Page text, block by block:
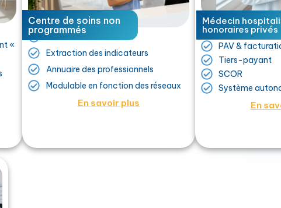
«
Centre de soins non
programmés
Gestion administrative
Extraction des indicateurs
Annuaire des professionnels
Modulable en fonction des réseaux
En savoir plus
Médecin
honoraires privés
Facturation
PAV &
Tiers-payant
SCOR
Système
En